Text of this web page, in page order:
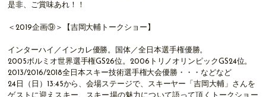
是非、ご賞味あれ！！
＜2019企画⑨＞【吉岡大輔トークショー】
インターハイ／インカレ優勝。国体／全日本選手権優勝。
2005ボルミオ世界選手権GS26位。2006トリノオリンピックGS24位。
2013/2016/2018全日本スキー技術選手権大会優勝・・・などなど
24日（日）13:45から、会場ステージで、スキーヤー「吉岡大輔」さんを